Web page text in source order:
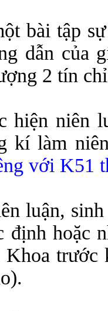
bài tập
dẫn của
2 tín
hiện niên
kí làm
với K51
luận,
định hoặc
trước